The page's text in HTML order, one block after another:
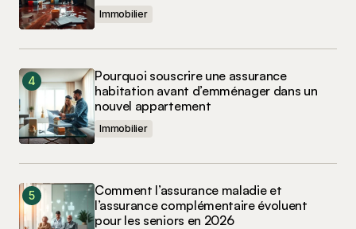
Immobilier
Pourquoi souscrire une assurance
habitation avant d’emménager dans un
nouvel appartement
Immobilier
Comment l’assurance maladie et
l’assurance complémentaire évoluent
pour les seniors en 2026